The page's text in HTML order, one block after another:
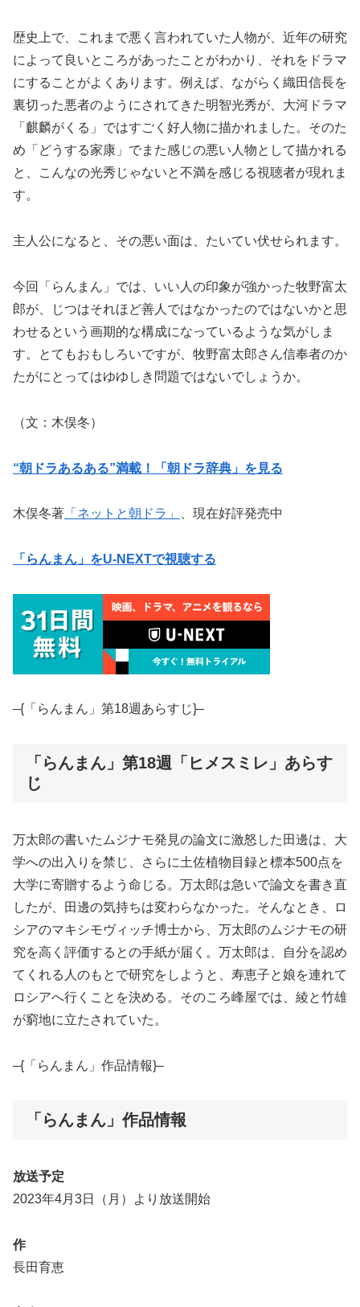
歴史上で、これまで悪く言われていた人物が、近年の研究
によって良いところがあったことがわかり、それをドラマ
にすることがよくあります。例えば、ながらく織田信長を
裏切った悪者のようにされてきた明智光秀が、大河ドラマ
「麒麟がくる」ではすごく好人物に描かれました。そのた
め「どうする家康」でまた感じの悪い人物として描かれる
と、こんなの光秀じゃないと不満を感じる視聴者が現れま
す。
主人公になると、その悪い面は、たいてい伏せられます。
今回「らんまん」では、いい人の印象が強かった牧野富太
郎が、じつはそれほど善人ではなかったのではないかと思
わせるという画期的な構成になっているような気がしま
す。とてもおもしろいですが、牧野富太郎さん信奉者のか
たがにとってはゆゆしき問題ではないでしょうか。
（文：木俣冬）
“朝ドラあるある”満載！「朝ドラ辞典」を見る
木俣冬著 「ネットと朝ドラ」 、現在好評発売中
「らんまん」をU-NEXTで視聴する
–{「らんまん」第18週あらすじ}–
「らんまん」第18週「ヒメスミレ」あらす
じ
万太郎の書いたムジナモ発見の論文に激怒した田邊は、大
学への出入りを禁じ、さらに土佐植物目録と標本500点を
大学に寄贈するよう命じる。万太郎は急いで論文を書き直
したが、田邊の気持ちは変わらなかった。そんなとき、ロ
シアのマキシモヴィッチ博士から、万太郎のムジナモの研
究を高く評価するとの手紙が届く。万太郎は、自分を認め
てくれる人のもとで研究をしようと、寿恵子と娘を連れて
ロシアへ行くことを決める。そのころ峰屋では、綾と竹雄
が窮地に立たされていた。
–{「らんまん」作品情報}–
「らんまん」作品情報
放送予定
2023年4月3日（月）より放送開始
作
長田育恵